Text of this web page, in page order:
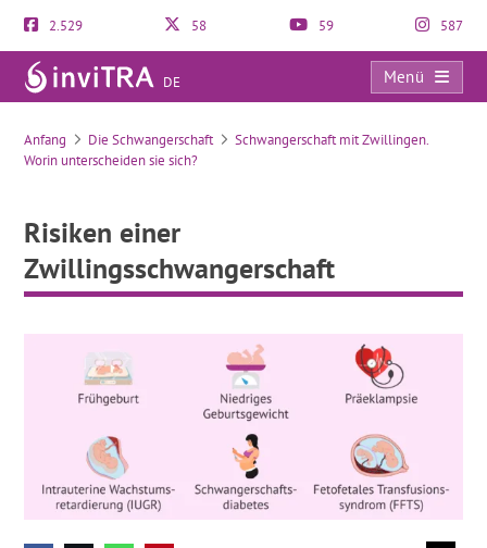
2.529 58 59 587
DE
Menü
Risiken einer Zwillingsschwangerschaft
Anfang Die Schwangerschaft
Schwangerschaft mit Zwillingen.
Worin unterscheiden sie sich?
Risiken einer
Zwillingsschwangerschaft